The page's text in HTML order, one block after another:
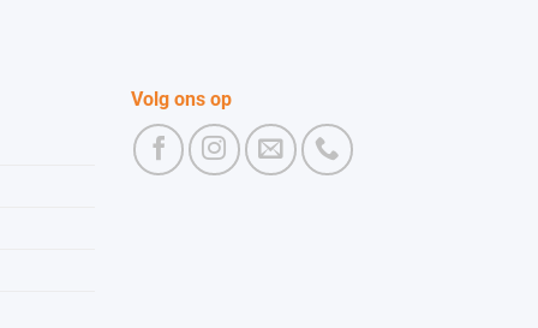
Volg ons op